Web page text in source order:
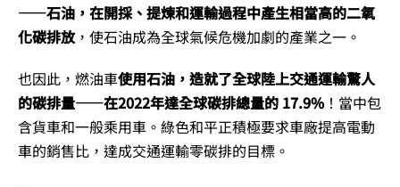
——石油，在開採、提煉和運輸過程中產生相當高的二氧
化碳排放，使石油成為全球氣候危機加劇的產業之一。
也因此，燃油車使用石油，造就了全球陸上交通運輸驚人
的碳排量——在2022年達全球碳排總量的 17.9% ！當中包
含貨車和一般乘用車。綠色和平正積極要求車廠提高電動
車的銷售比，達成交通運輸零碳排的目標。